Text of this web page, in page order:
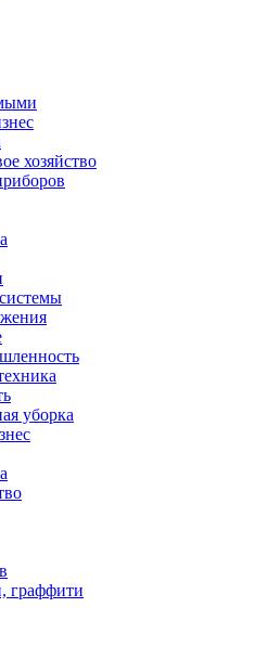
хозяйство
уборка
граффити